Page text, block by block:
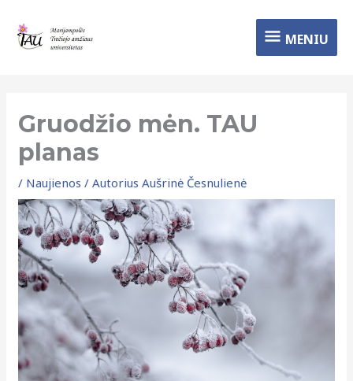
prie
turinio
MENIU
MENIU
Gruodžio mėn. TAU
planas
/ Naujienos / Autorius Aušrinė Česnulienė